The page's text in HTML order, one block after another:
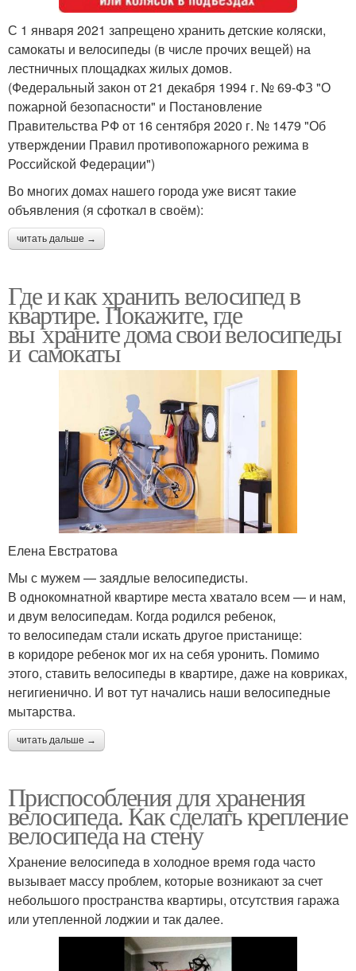
С 1 января 2021 запрещено хранить детские коляски,
самокаты и велосипеды (в числе прочих вещей) на
лестничных площадках жилых домов.
(Федеральный закон от 21 декабря 1994 г. № 69-ФЗ "О
пожарной безопасности" и Постановление
Правительства РФ от 16 сентября 2020 г. № 1479 "Об
утверждении Правил противопожарного режима в
Российской Федерации")
Во многих домах нашего города уже висят такие
объявления (я сфоткал в своём):
читать дальше →
Где и как хранить велосипед в
квартире. Покажите, где
вы храните дома свои велосипеды
и самокаты
Елена Евстратова
Мы с мужем — заядлые велосипедисты.
В однокомнатной квартире места хватало всем — и нам,
и двум велосипедам. Когда родился ребенок,
то велосипедам стали искать другое пристанище:
в коридоре ребенок мог их на себя уронить. Помимо
этого, ставить велосипеды в квартире, даже на ковриках,
негигиенично. И вот тут начались наши велосипедные
мытарства.
читать дальше →
Приспособления для хранения
велосипеда. Как сделать крепление
велосипеда на стену
Хранение велосипеда в холодное время года часто
вызывает массу проблем, которые возникают за счет
небольшого пространства квартиры, отсутствия гаража
или утепленной лоджии и так далее.